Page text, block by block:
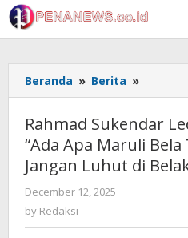
Skip
to
content
Beranda » Berita »
Isu
Panas:
“Ada
TPL?
Rahmad Sukendar
“Ada Apa Maruli Bela
Jangan Luhut di
December 12, 2025
by Redaksi